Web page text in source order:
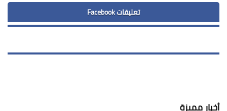
تعليقات Facebook
أخبار مميزة